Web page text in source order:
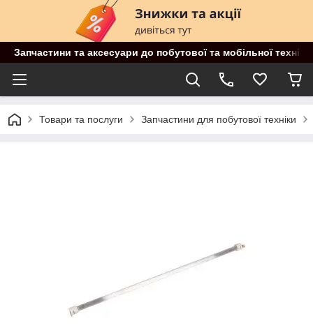
Запчастини та аксесуари до побутової та мобільної
Товари та послуги Запчастини для побутової техніки